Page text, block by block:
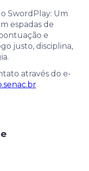
SwordPlay: Um
espadas de
e
justo, disciplina,
através do e-